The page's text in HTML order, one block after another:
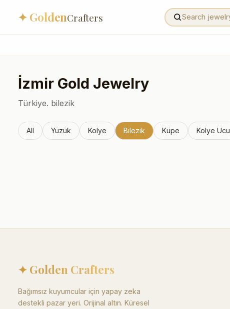
✦ GoldenCrafters
İzmir Gold Jewelry
Türkiye. bilezik
All Yüzük Kolye Bilezik Küpe Kolye Ucu
✦ Golden Crafters
Bağımsız kuyumcular için yapay zeka
destekli pazar yeri. Orijinal altın. Küresel